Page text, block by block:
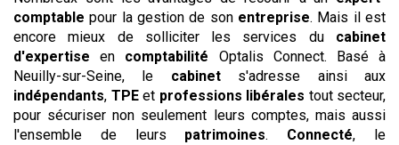
comptable pour la gestion de son entreprise. Mais il est
encore mieux de solliciter les services du cabinet
d'expertise en comptabilité Optalis Connect. Basé à
Neuilly-sur-Seine, le cabinets'adresse ainsi aux
indépendants, TPEet professions libérales tout secteur,
pour sécuriser non seulement leurs comptes, mais aussi
l'ensemble de leurs patrimoines. Connecté, le